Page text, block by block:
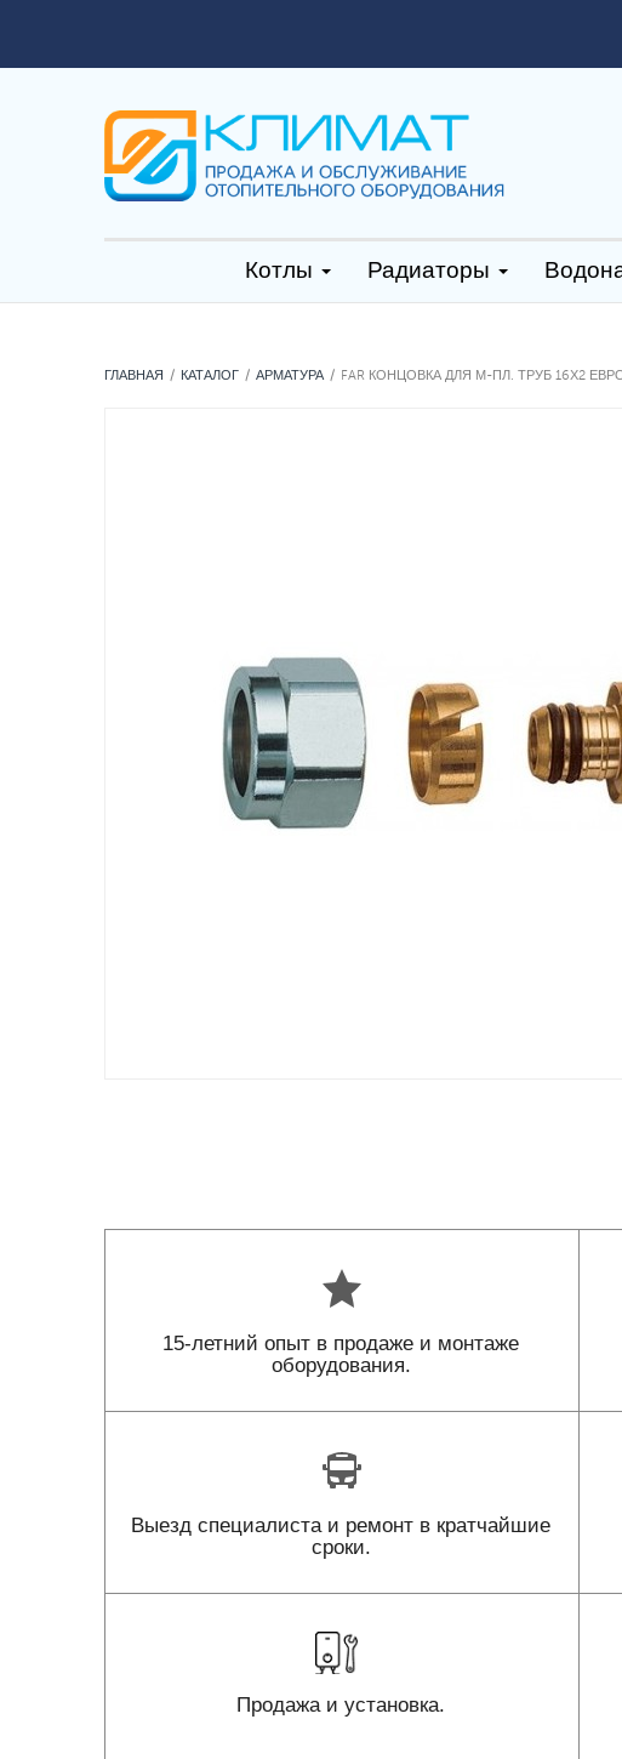
Котлы Радиаторы
ГЛАВНАЯ КАТАЛОГ АРМАТУРА FAR КОНЦОВКА ДЛЯ М-ПЛ. ТРУБ 16Х2
15-летний опыт в продаже и монтаже
оборудования.
Выезд специалиста и ремонт в кратчайшие
сроки.
Продажа и установка.